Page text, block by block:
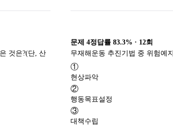
것은?(단, 산
문제 4정답률 83.3% · 12회
무재해운동 추진기법 중 위험예
①
현상파악
②
행동목표설정
③
대책수립